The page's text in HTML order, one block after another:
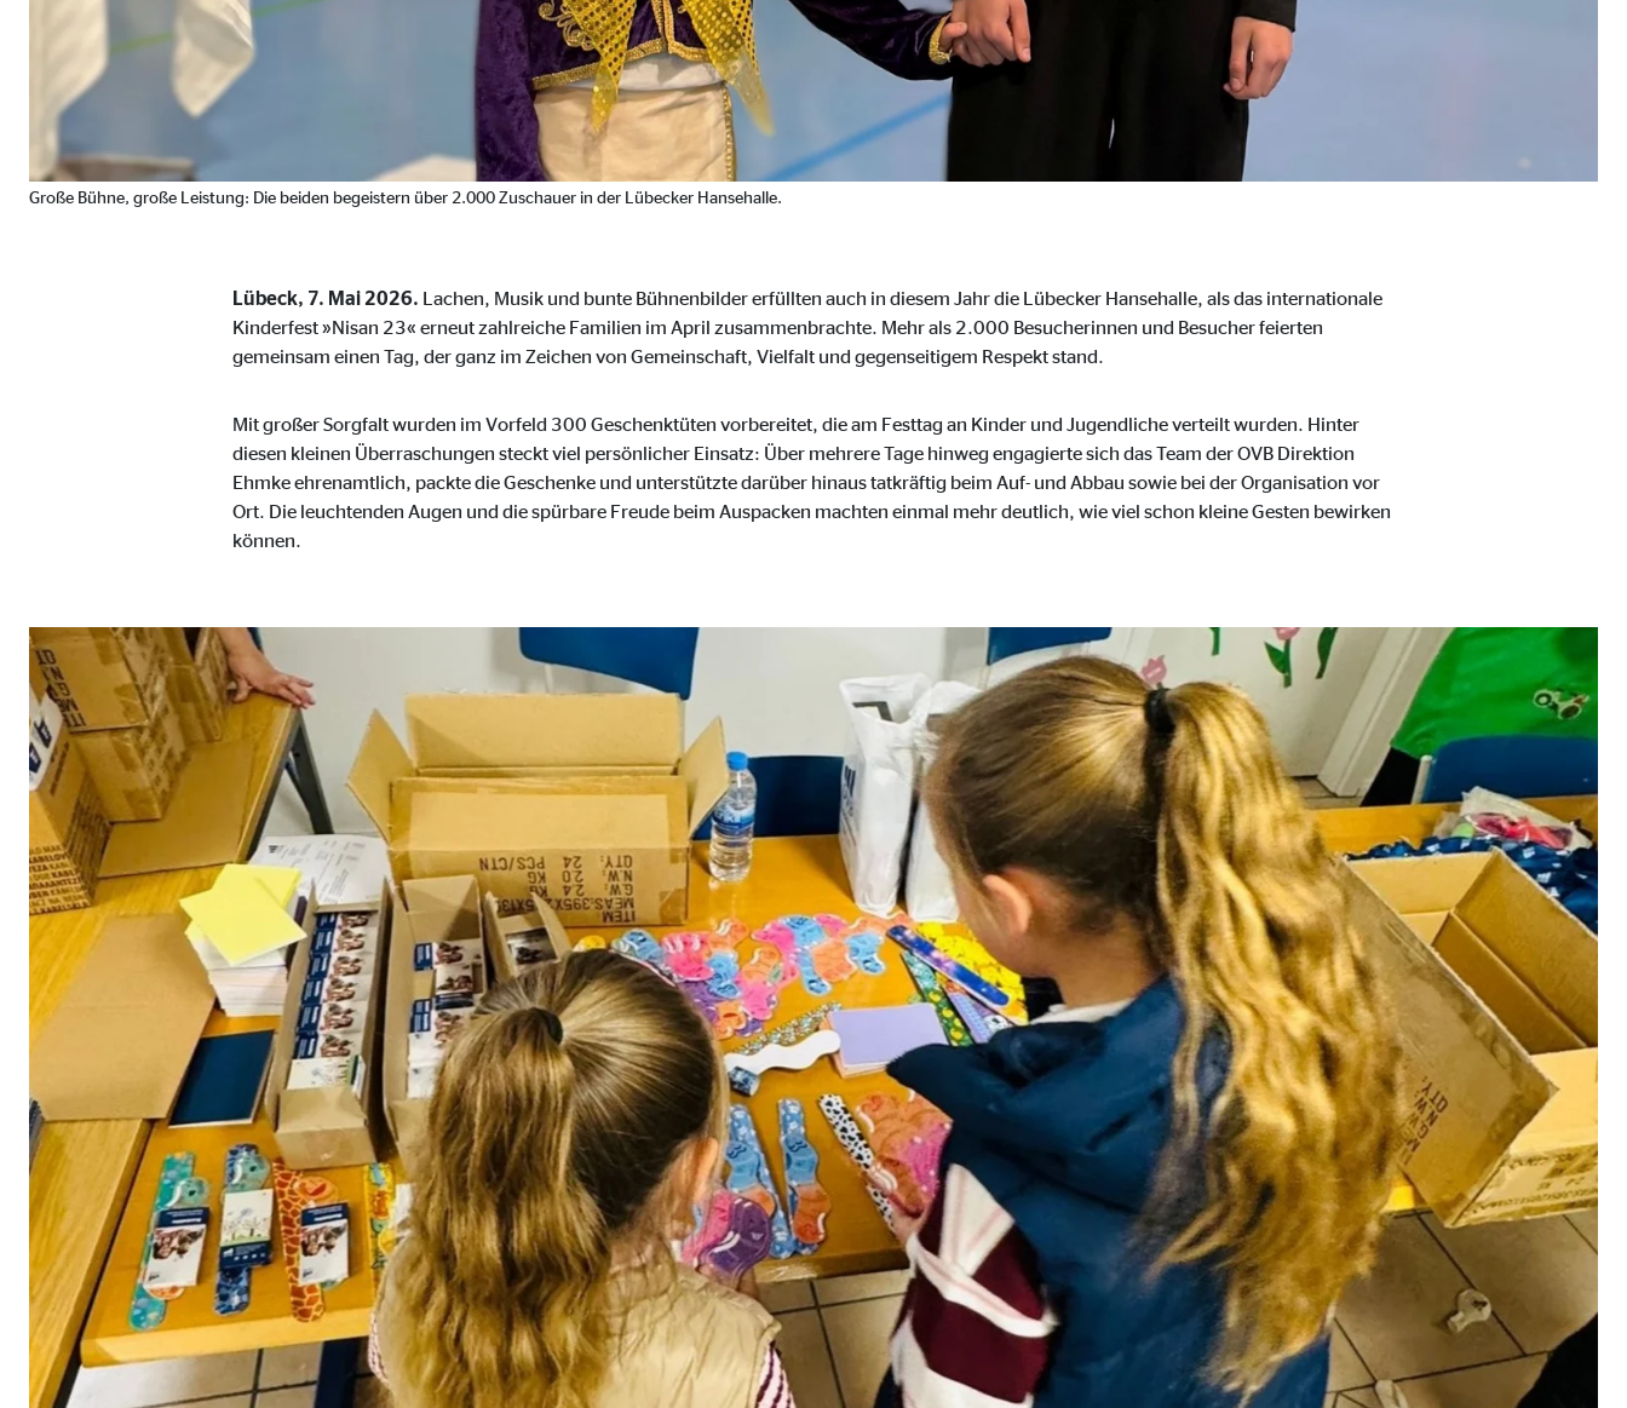
Große Bühne, große Leistung: Die beiden begeistern über 2.000 Zuschauer in der Lübecker Hansehalle.
Lübeck, 7. Mai 2026. Lachen, Musik und bunte Bühnenbilder erfüllten auch in diesem Jahr die Lübecker Hansehalle, als das internationale
Kinderfest »Nisan 23« erneut zahlreiche Familien im April zusammenbrachte. Mehr als 2.000 Besucherinnen und Besucher feierten
gemeinsam einen Tag, der ganz im Zeichen von Gemeinschaft, Vielfalt und gegenseitigem Respekt stand.
Mit großer Sorgfalt wurden im Vorfeld 300 Geschenktüten vorbereitet, die am Festtag an Kinder und Jugendliche verteilt wurden. Hinter
diesen kleinen Überraschungen steckt viel persönlicher Einsatz: Über mehrere Tage hinweg engagierte sich das Team der OVB Direktion
Ehmke ehrenamtlich, packte die Geschenke und unterstützte darüber hinaus tatkräftig beim Auf- und Abbau sowie bei der Organisation vor
Ort. Die leuchtenden Augen und die spürbare Freude beim Auspacken machten einmal mehr deutlich, wie viel schon kleine Gesten bewirken
können.
Statistik Cookies
Statistik Cookies erfassen Informationen anonym. Diese Informationen helfen uns zu verstehen, wie unsere Besucher unsere Website nutzen.
Google Analytics | Empfänger: OVB, Google Ireland Ltd.
Zweck: Erhebung von Statistiken zur Website-Nutzung
Cookie Laufzeit: bis zu 14 Monate
Marketing Cookies
Marketing Cookies werden eingesetzt, um personalisierte Werbung anzuzeigen. Zu diesem Zweck werden die Daten an Drittanbieter übermittelt, die die
Besucher über die Websites hinweg verfolgen.
Name: _fbp
Anbieter: Facebook Ireland Ltd.
Zweck: Verknüpfung mit Benutzerprofilen
Cookie Laufzeit: 3 Monate
Adform | Empfänger: OVB, Adform A/S
Name: uid, C
Anbieter: Adform A/S
Zweck: ad campaign
Cookie Laufzeit: 2 Monate
Externe Medien
Inhalte von Video- und Kartenplattformen werden beim Besuch unserer Webseite standardmäßig blockiert. Durch das Akzeptieren von externen Medien
willigen Sie auch in die mögliche Übermittlung Ihrer Daten an Dienste in datenschutzrechtlich sogenannten Drittländern durch den Anbieter ein.
Google Maps | Empfänger: OVB, Google Ireland Ltd.
Name: google_maps
Google Ireland Ltd.